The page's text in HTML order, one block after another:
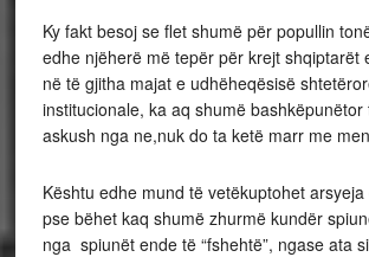
Ky fakt besoj se flet shumë për popullin
edhe njëherë më tepër për krejt shqiptarët
në të gjitha majat e udhëheqësisë
institucionale, ka aq shumë bashkëpunëtor
askush nga ne,nuk do ta ketë marr me
Kështu edhe mund të vetëkuptohet
pse bëhet kaq shumë zhurmë kundër
nga spiunët ende të “fshehtë”, ngase ata